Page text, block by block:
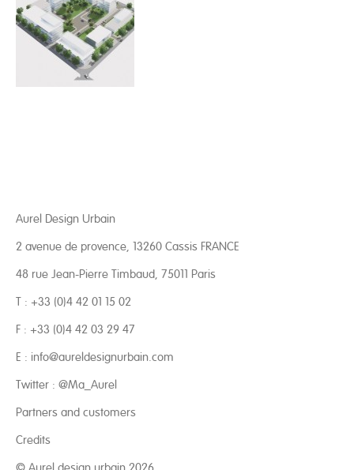
Aurel Design Urbain
2 avenue de provence, 13260 Cassis FRANCE
48 rue Jean-Pierre Timbaud, 75011 Paris
T : +33 (0)4 42 01 15 02
F : +33 (0)4 42 03 29 47
E : info@aureldesignurbain.com
Twitter : @Ma_Aurel
Partners and customers
Credits